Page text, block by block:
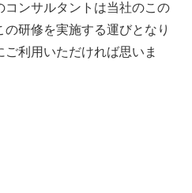
コンサルタントは当社のこの
研修を実施する運びとなり
利用いただければ思いま